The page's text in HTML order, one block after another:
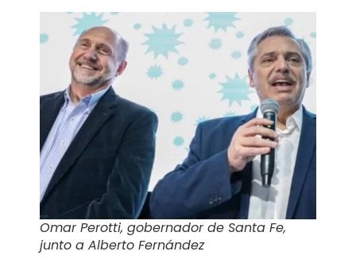
Omar Perotti, gobernador de Santa Fe,
junto a Alberto Fernández